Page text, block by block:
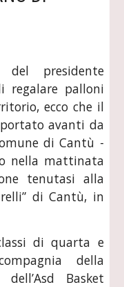
presidente
regalare palloni
ecco che il
avanti da
di Cantù -
nella mattinata
tenutasi alla
di Cantù, in
di quarta e
della
Basket